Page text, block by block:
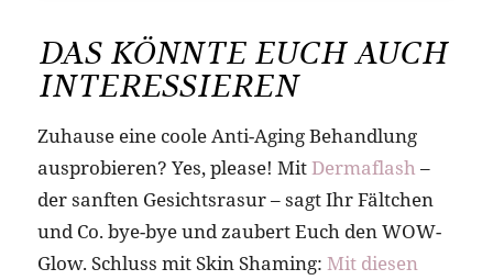
DAS KÖNNTE EUCH AUCH
INTERESSIEREN
Zuhause eine coole Anti-Aging Behandlung
ausprobieren? Yes, please! MitDermaflash –
der sanften Gesichtsrasur – sagt Ihr Fältchen
und Co. bye-bye und zaubert Euch den WOW-
Glow. Schluss mit Skin Shaming: Mit diesen